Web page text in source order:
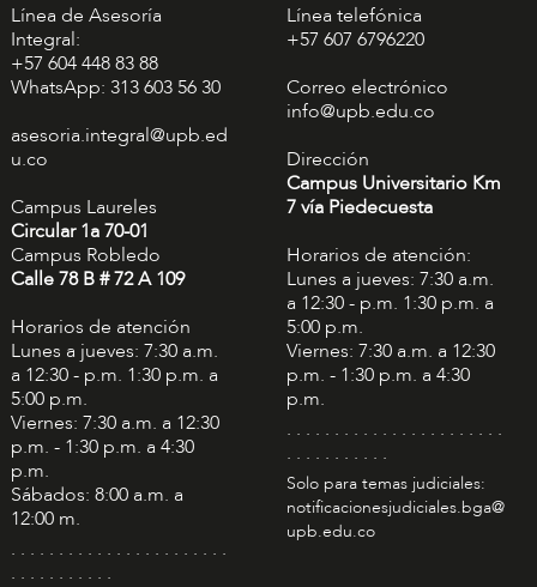
Línea de Asesoría
Integral:
+57 604 448 83 88
WhatsApp: 313 603 56 30
asesoria.integral@upb.ed
u.co
Campus Laureles
Circular 1a 70-01
Campus Robledo
Calle 78 B # 72 A 109
Horarios de atención
Lunes a jueves: 7:30 a.m.
a 12:30 - p.m. 1:30 p.m. a
5:00 p.m.
Viernes: 7:30 a.m. a 12:30
p.m. - 1:30 p.m. a 4:30
p.m.
Sábados: 8:00 a.m. a
12:00 m.
. . . . . . . . . . . . . . . . . . . . . . .
. . . . . . . . . . .
Línea telefónica
+57 607 6796220
Correo electrónico
info@upb.edu.co
Dirección
Campus Universitario Km
7 vía Piedecuesta
Horarios de atención:
Lunes a jueves: 7:30 a.m.
a 12:30 - p.m. 1:30 p.m. a
5:00 p.m.
Viernes: 7:30 a.m. a 12:30
p.m. - 1:30 p.m. a 4:30
p.m.
. . . . . . . . . . . . . . . . . . . . . . .
. . . . . . . . . . .
Solo para temas judiciales:
notificacionesjudiciales.bga@
upb.edu.co